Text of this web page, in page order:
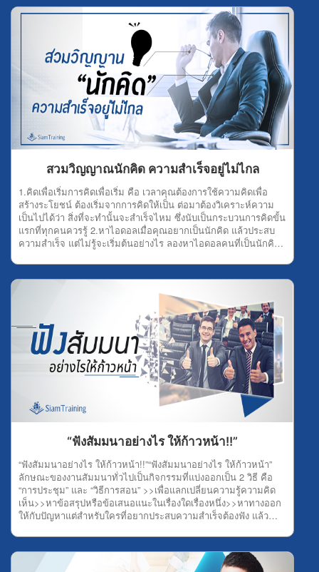
สวมวิญญาณนักคิด ความสำเร็จอยู่ไม่ไกล
1.คิดเพื่อเริ่มการคิดเพื่อเริ่ม คือ เวลาคุณต้องการใช้ความคิดเพื่อ
สร้างระโยชน์ ต้องเริ่มจากการคิดให้เป็น ต่อมาต้องวิเคราะห์ความ
เป็นไปได้ว่า สิ่งที่จะทำนั้นจะสำเร็จไหม ซึ่งนับเป็นกระบวนการคิดขั้น
แรกที่ทุกคนควรรู้ 2.หาไอดอลเมื่อคุณอยากเป็นนักคิด แล้วประสบ
ความสำเร็จ แต่ไม่รู้จะเริ่มต้นอย่างไร ลองหาไอดอลคนที่เป็นนักคิด
ก็จะถูกสวมวิญาณนักคิดเอง 3.ไม่ลอกผลงานใครนักคิดที่ดี ห้ามลอก
ผลงานใคร เพราะนักคิดต้องรู้จักสร้างสรรค์งานด้วยตัวเอง จะได้
ประสบความสำเร็จอย่างน่าภาคภูมิใจ ที่สำคัญส่งผลให้คนอื่นเชิดชู
คุณจากใจจริงอีกด้วย 4.หาจินตนาการจินตนาการ คือ หนทางนำไป
สู่ความสำเร็จ ดังนั้น วิธีสร้างจินตนาการง่ายๆ เลยคุณต้องลองวาดฝัน
ว่า คุณอยากทำอะไร ต้องการประสบความสำเร็จด้านไหน แล้วตัวเอง
มีความถนัดเรื่องอะไร โดยต้องนำทั้งหมดมารวมกันเพื่อสร้าง
จินตนาการนั้นออกมา แล้วคุณก็จะเห็นลู่ทางในการลงมือทำ
เอง 5.ออกค้นหาการออกค้นหาสามารถให้อะไรคุณได้มากเลยที
เดียว ทั้งความรู้ แนวคิดใหม่ๆ จินตนาการ ความสร้างสรรค์ และอีก
มากมาย ดังนั้น การออกค้นหาสิ่งที่ตัวเองต้องการบนโลกกว้างก็ช่วย
ได้เยอะเช่นกัน 6.ลงมือทำการลงมือทำทั้งๆ ที่ตัวเองยังไม่มีความรู้ ก็
ไม่ใช่เรื่องแปลก หรือเรื่องน่าอาย เพราะการลงมือทำนี่แหละช่วยให้
คุณค้นพบความคิดใหม่ๆ แนวทางใหม่ ที่สำคัญอาจทำให้คุณมร
ประสบการณ์สร้างความสำเร็จได้โดยเร็วอีกด้วย 7.หาเวลาว่างให้ตัว
เองการมีเวลาว่างเพื่อคิดอะไรบ้างอย่างในสถานที่ที่เงียบสงบ สะดวก
ต่อการคิดทบทวนเรื่องต่างๆ ก็สามารถช่วยให้ความคิดไหลลื่น และ
แตกฉานได้โดยง่าย ดังนั้น ลองหาเวลาว่าง และสถานที่สงบๆ คิด
หาความก้าวหน้าดู แล้วคุณจะพบจุดจบแห่งความสำเร็จอย่าง
แน่นอน 8.อ่านให้เยอะการอ่านให้เยอะๆ คือ การศึกษาความรู้จาก
ตำรา หรือแหล่งความรู้ทั่วไป ซึ่งการที่คุณมีความรู้ มักจะช่วยให้คุณ
สามารถคิดและวิเคราะห์ความสำเร็จได้ง่ายขึ้น และไม่ต้องเสียเวลา
ลองผิดลองถูกมากมาย เพียงใช้ความรู้ทั้งหมดมาปฏิบัติให้สำริดผลก็
เพียงพอ 9.หาตัวช่วยตัวช่วยที่ดี คือ ช่วยคิด ช่วยวิเคราะห์ และช่วย
“ฟังสัมมนาอย่างไร ให้ก้าวหน้า!!”
“ฟังสัมมนาอย่างไร ให้ก้าวหน้า!!”“ฟังสัมมนาอย่างไร ให้ก้าวหน้า”
ลักษณะของงานสัมมนาทั่วไปเป็นกิจกรรมที่แบ่งออกเป็น 2 วิธี คือ
“การประชุม” และ “วิธีการสอน” >>เพื่อแลกเปลี่ยนความรู้ความคิด
เห็น>>หาข้อสรุปหรือข้อเสนอแนะในเรื่องใดเรื่องหนึ่ง>>หาทางออก
ให้กับปัญหาแต่สำหรับใครที่อยากประสบความสำเร็จต้องฟัง แล้ว
ความรู้ และก้าวหน้าได้อย่างสำเร็จ1.ฟังอย่างมีจุดมุ่งหมายโดยทั่วไป
จุดมุ่งหมายของการฟังมี 3 อย่าง คือ ฟังเพื่อความเพลิดเพลิน , ฟัง
เพื่อความรู้ , ฟังเพื่อให้ได้คติชีวิตหรือความจรรโลงใจ ดังนั้น เมื่อใคร